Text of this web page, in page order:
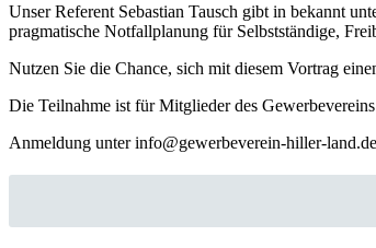
Unser Referent Sebastian Tausch gibt in bekannt
pragmatische Notfallplanung für Selbstständige,
Nutzen Sie die Chance, sich mit diesem Vortrag
Die Teilnahme ist für Mitglieder des
Anmeldung unter info@gewerbeverein-hiller-